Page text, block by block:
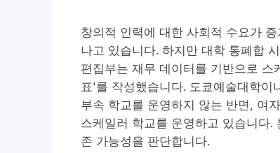
창의적 인력에 대한 사회적 수요가
나고 있습니다. 하지만 대학 통폐합
편집부는 재무 데이터를 기반으로
표'를 작성했습니다. 도쿄예술대학이
부속 학교를 운영하지 않는 반면, 여
스케일러 학교를 운영하고 있습니다
존 가능성을 판단합니다.